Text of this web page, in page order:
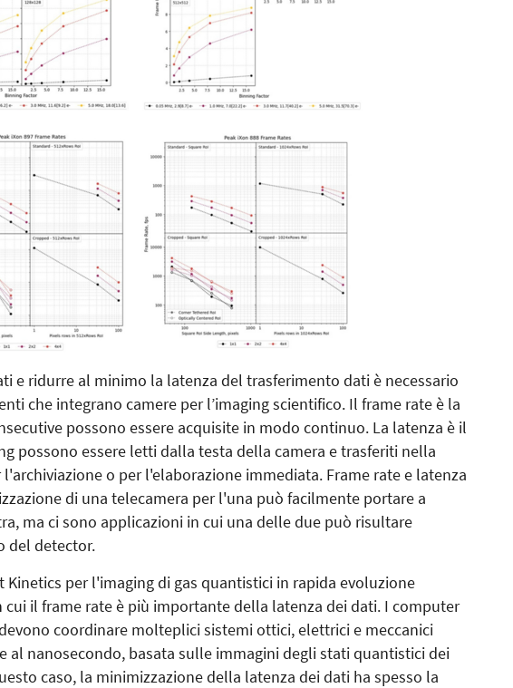
e ridurre al minimo la latenza del trasferimento dati è necessario
che integrano camere per l’imaging scientifico. Il frame rate è la
possono essere acquisite in modo continuo. La latenza è il
possono essere letti dalla testa della camera e trasferiti nella
o per l'elaborazione immediata. Frame rate e latenza
di una telecamera per l'una può facilmente portare a
ma ci sono applicazioni in cui una delle due può risultare
del detector.
Kinetics per l'imaging di gas quantistici in rapida evoluzione
il frame rate è più importante della latenza dei dati. I computer
coordinare molteplici sistemi ottici, elettrici e meccanici
al nanosecondo, basata sulle immagini degli stati quantistici dei
caso, la minimizzazione della latenza dei dati ha spesso la